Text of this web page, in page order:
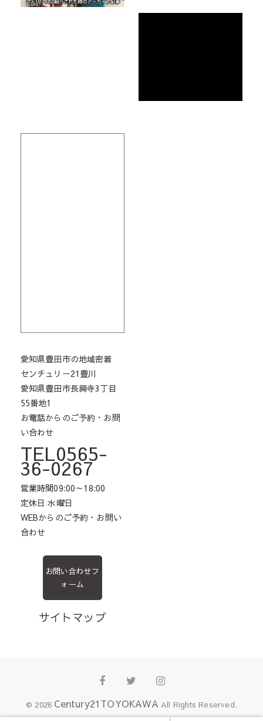
愛知県豊田市の地域密着
センチュリー21豊川
愛知県豊田市長興寺3丁目
55番地1
お電話からのご予約・お問
い合わせ
TEL0565-
36-0267
営業時間09:00～18:00
定休日 水曜日
WEBからのご予約・お問い
合わせ
お問い合わせフ
ォーム
サイトマップ
FacebookTwitterInstagram
© 2026 Century21TOYOKAWA All Rights Reserved.